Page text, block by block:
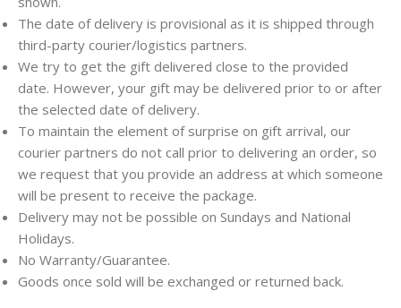
The date of delivery is provisional as it is shipped through
third-party courier/logistics partners.
We try to get the gift delivered close to the provided
date. However, your gift may be delivered prior to or after
the selected date of delivery.
To maintain the element of surprise on gift arrival, our
courier partners do not call prior to delivering an order, so
we request that you provide an address at which someone
will be present to receive the package.
Delivery may not be possible on Sundays and National
Holidays.
No Warranty/Guarantee.
Goods once sold will be exchanged or returned back.